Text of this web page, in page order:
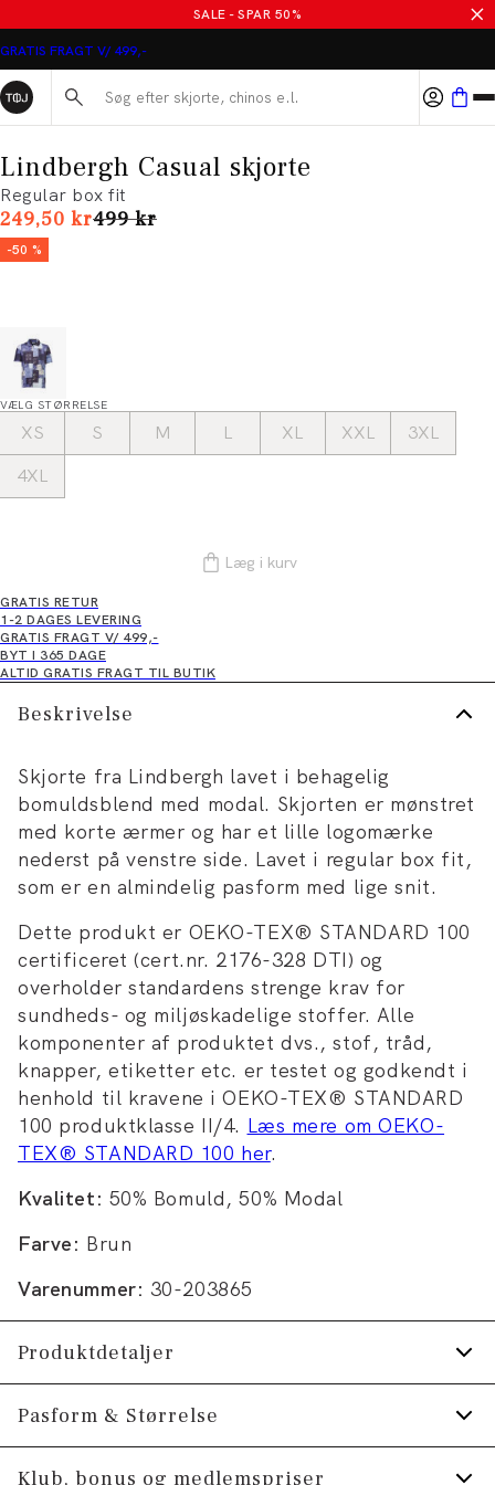
SALE - SPAR 50%
GRATIS FRAGT V/ 499,-
Søg her...
Lindbergh Casual skjorte
Regular box fit
249,50 krI alt (uden rabat)
499 kr
-50 %
VÆLG STØRRELSE
XS S M L XL XXL
3XL
4XL
Læg i kurv
GRATIS RETUR
1-2 DAGES LEVERING
GRATIS FRAGT V/ 499,-
BYT I 365 DAGE
ALTID GRATIS FRAGT TIL BUTIK
Beskrivelse
Skjorte fra Lindbergh lavet i behagelig
bomuldsblend med modal. Skjorten er mønstret
med korte ærmer og har et lille logomærke
nederst på venstre side. Lavet i regular box fit,
som er en almindelig pasform med lige snit.
Dette produkt er OEKO-TEX® STANDARD 100
certificeret (cert.nr. 2176-328 DTI) og
overholder standardens strenge krav for
sundheds- og miljøskadelige stoffer. Alle
komponenter af produktet dvs., stof, tråd,
knapper, etiketter etc. er testet og godkendt i
henhold til kravene i OEKO-TEX® STANDARD
100 produktklasse II/4. Læs mere om OEKO-
TEX® STANDARD 100 her.
Kvalitet: 50% Bomuld, 50% Modal
Farve: Brun
Varenummer: 30-203865
Produktdetaljer
Certificeret med OEKO-TEX® STANDARD
100.
Logomærke nederst på venstre side.
Pasform & Størrelse
Fit:Regular box fit
Klub, bonus og medlemspriser